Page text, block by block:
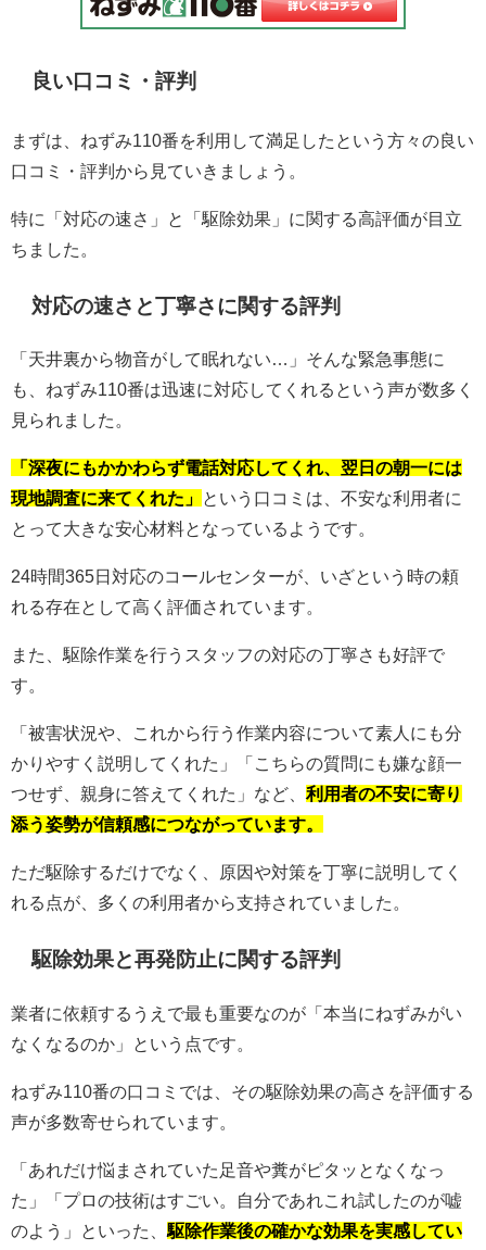
良い口コミ・評判
まずは、ねずみ110番を利用して満足したという方々の良い
口コミ・評判から見ていきましょう。
特に「対応の速さ」と「駆除効果」に関する高評価が目立
ちました。
対応の速さと丁寧さに関する評判
「天井裏から物音がして眠れない…」そんな緊急事態に
も、ねずみ110番は迅速に対応してくれるという声が数多く
見られました。
「深夜にもかかわらず電話対応してくれ、翌日の朝一には
現地調査に来てくれた」
という口コミは、不安な利用者に
とって大きな安心材料となっているようです。
24時間365日対応のコールセンターが、いざという時の頼
れる存在として高く評価されています。
また、駆除作業を行うスタッフの対応の丁寧さも好評で
す。
「被害状況や、これから行う作業内容について素人にも分
かりやすく説明してくれた」「こちらの質問にも嫌な顔一
つせず、親身に答えてくれた」など、 利用者の不安に寄り
添う姿勢が信頼感につながっています。
ただ駆除するだけでなく、原因や対策を丁寧に説明してく
れる点が、多くの利用者から支持されていました。
駆除効果と再発防止に関する評判
業者に依頼するうえで最も重要なのが「本当にねずみがい
なくなるのか」という点です。
ねずみ110番の口コミでは、その駆除効果の高さを評価する
声が多数寄せられています。
「あれだけ悩まされていた足音や糞がピタッとなくなっ
た」「プロの技術はすごい。自分であれこれ試したのが嘘
のよう」といった、 駆除作業後の確かな効果を実感してい